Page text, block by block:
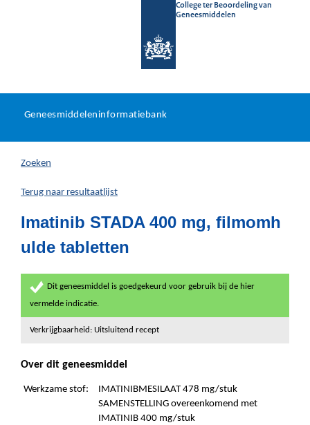
College ter Beoordeling van
Geneesmiddelen
U
hier:
Geneesmiddeleninformatiebank
Zoeken
Terug naar resultaatlijst
Imatinib STADA 400 mg, filmomh
ulde tabletten
Dit geneesmiddel is goedgekeurd voor gebruik bij de hier
vermelde indicatie.
Verkrijgbaarheid: Uitsluitend recept
Over dit geneesmiddel
Werkzame stof:
IMATINIBMESILAAT 478 mg/stuk
SAMENSTELLING overeenkomend met
IMATINIB 400 mg/stuk